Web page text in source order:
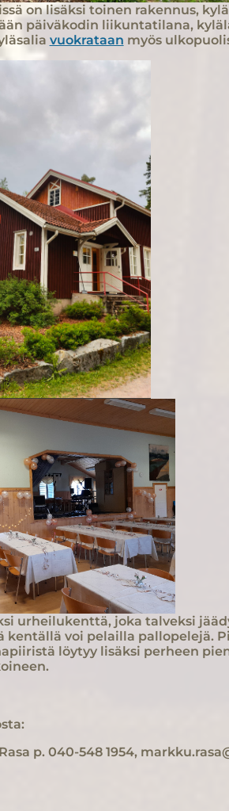
on lisäksi toinen rakennus,
päiväkodin liikuntatilana,
vuokrataan myös
urheilukenttä, joka talveksi
kentällä voi pelailla pallopelejä.
löytyy lisäksi perheen
p. 040-548 1954,